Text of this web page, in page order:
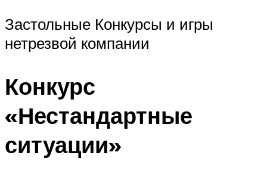
Застольные Конкурсы и игры
нетрезвой компании
Конкурс
«Нестандартные
ситуации»